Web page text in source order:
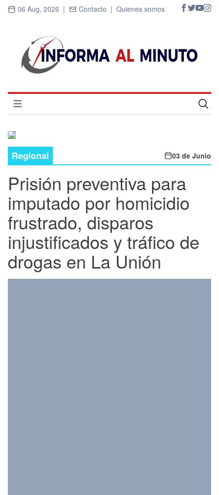
06 Aug, 2026 | Contacto | Quienes somos
Abrir menú
Deportes
Economía
Entrevistas
Nacional
Política
Regional
Regional 03 de Junio
Prisión preventiva para
imputado por homicidio
frustrado, disparos
injustificados y tráfico de
drogas en La Unión